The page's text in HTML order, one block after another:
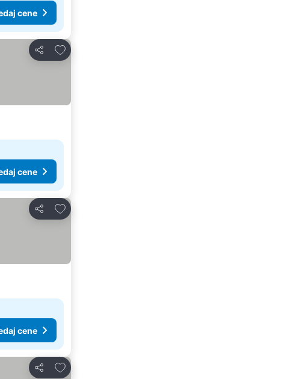
cene
Deli
Dodati u favorite
cene
Deli
Dodati u favorite
cene
Deli
Dodati u favorite